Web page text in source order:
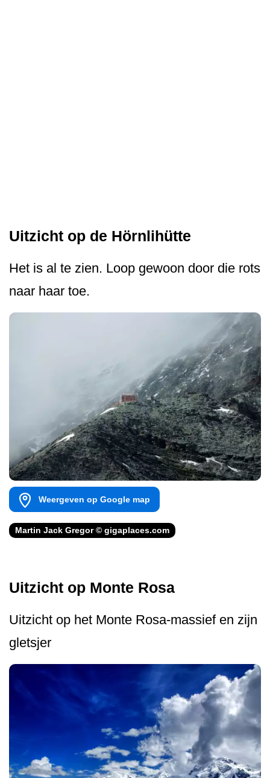
Uitzicht op de Hörnlihütte
Het is al te zien. Loop gewoon door die rots
naar haar toe.
Weergeven op Google map
Martin Jack Gregor © gigaplaces.com
Uitzicht op Monte Rosa
Uitzicht op het Monte Rosa-massief en zijn
gletsjer